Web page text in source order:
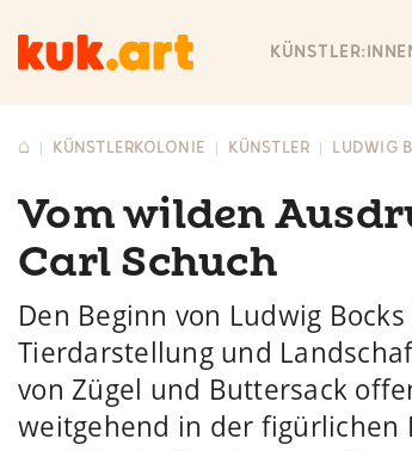
⌂ | KÜNSTLERKOLONIE | KÜNSTLER | LUDWIG
Vom wilden
Carl Schuch
Den Beginn von Ludwig
Tierdarstellung und
von Zügel und Buttersack
weitgehend in der figürlichen